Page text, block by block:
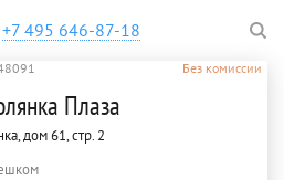
+7 495 646-87-18
Без комиссии
Плаза
дом 61, стр. 2